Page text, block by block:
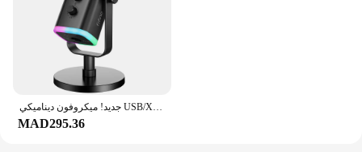
جديد! ميكروفون ديناميكي USB/XLR مع زر كتم الصوت الذي يعمل باللمس، ومقبس سماعة الرأس، وأجهزة التحكم في الإدخال/الإخراج، لخلاط PS5/4، وميكروفون الألعاب Ampligame AM8
MAD295.36